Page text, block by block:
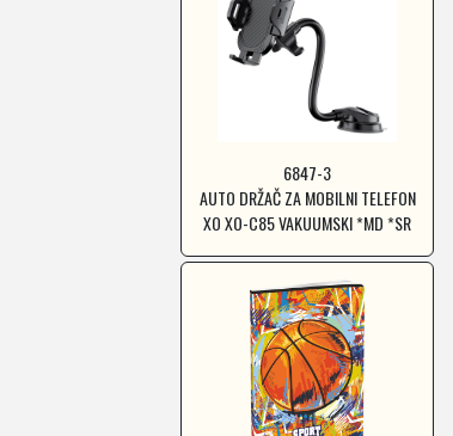
6847-3
AUTO DRŽAČ ZA MOBILNI TELEFON
XO XO-C85 VAKUUMSKI *MD *SR